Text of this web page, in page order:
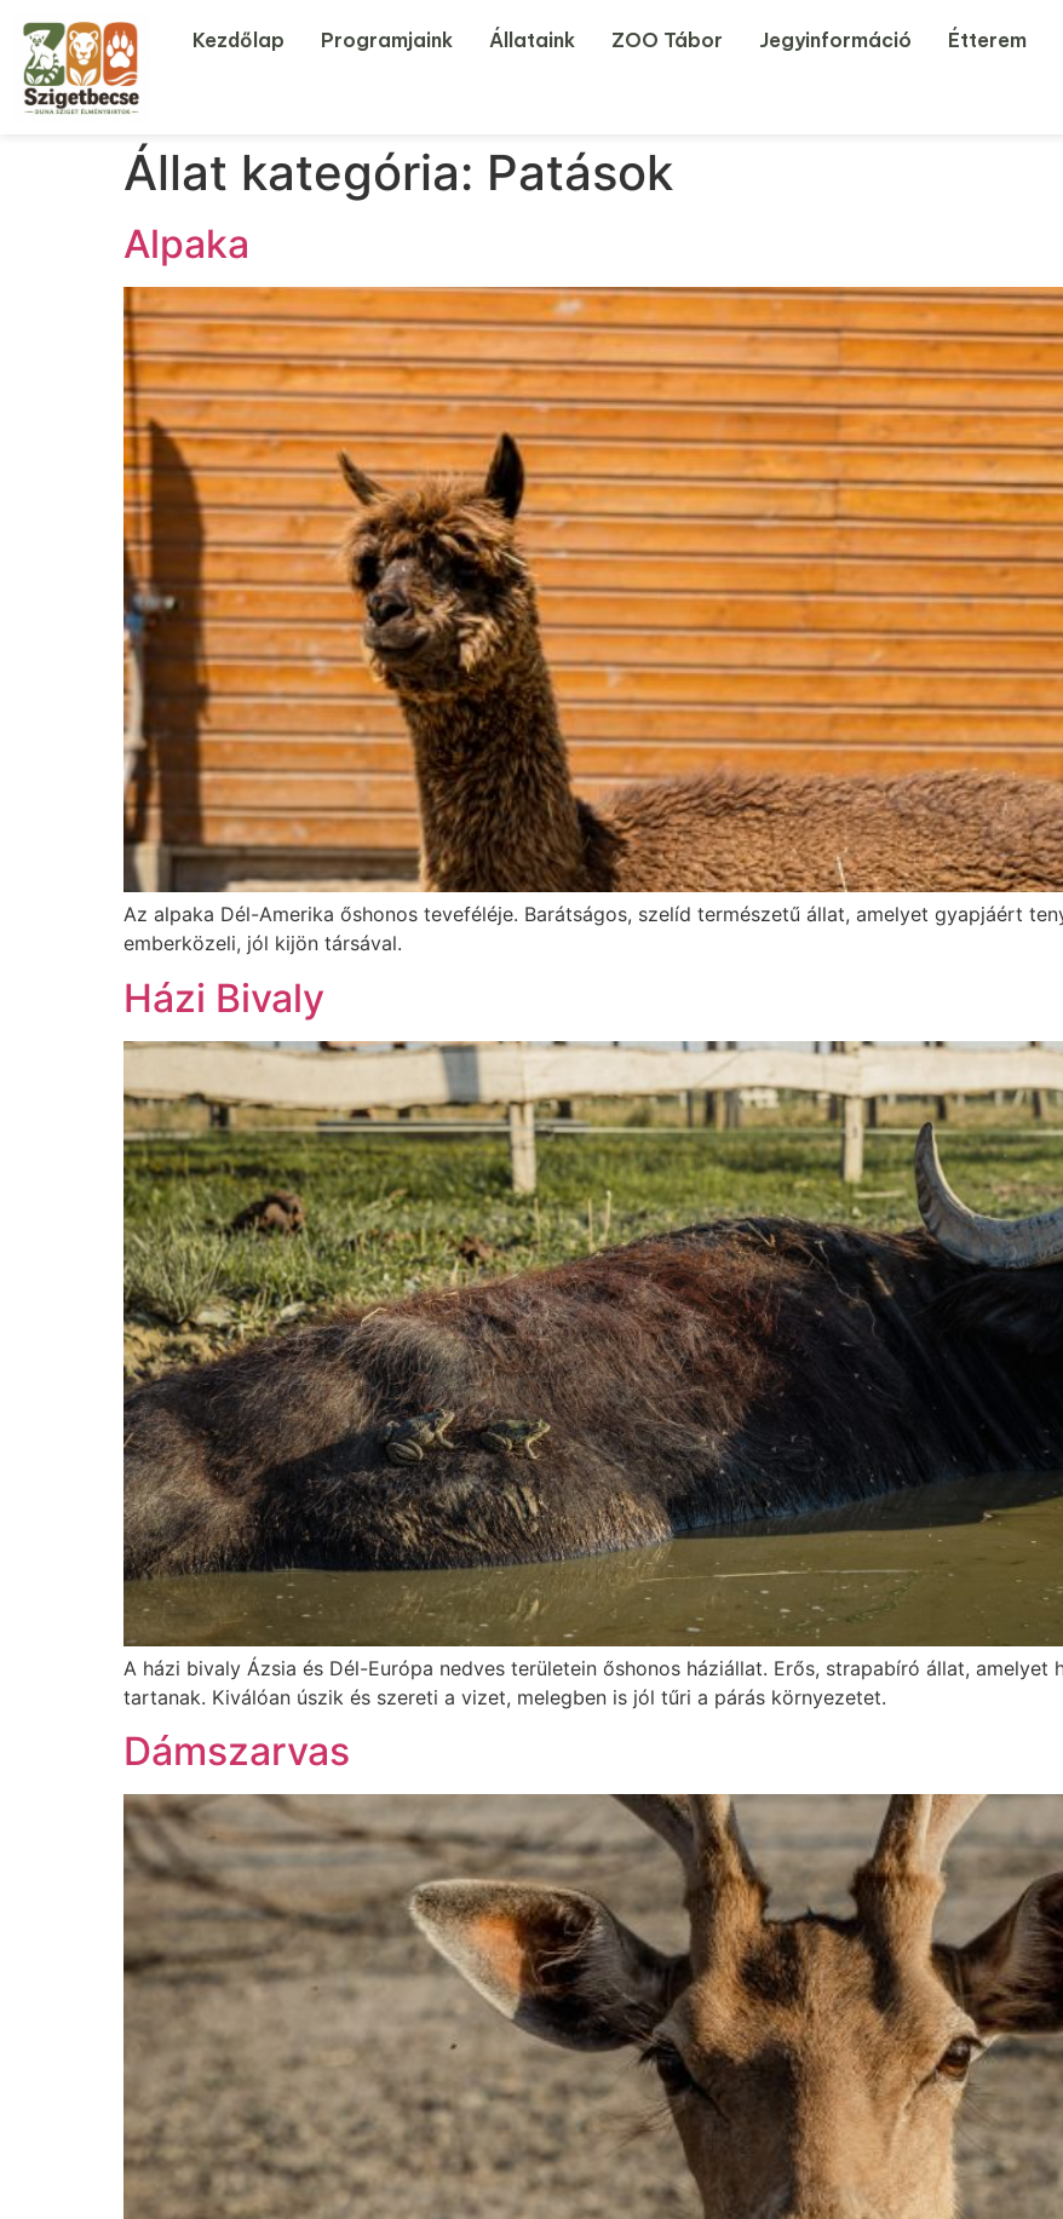
Kezdőlap Programjaink Állataink ZOO Tábor Jegyinformáció Étterem
Állat kategória: Patások
Alpaka
Az alpaka Dél-Amerika őshonos teveféléje. Barátságos, szelíd természetű állat, amelyet gyapjáért
emberközeli, jól kijön társával.
Házi Bivaly
A házi bivaly Ázsia és Dél-Európa nedves területein őshonos háziállat. Erős, strapabíró állat, amelyet
tartanak. Kiválóan úszik és szereti a vizet, melegben is jól tűri a párás környezetet.
Dámszarvas